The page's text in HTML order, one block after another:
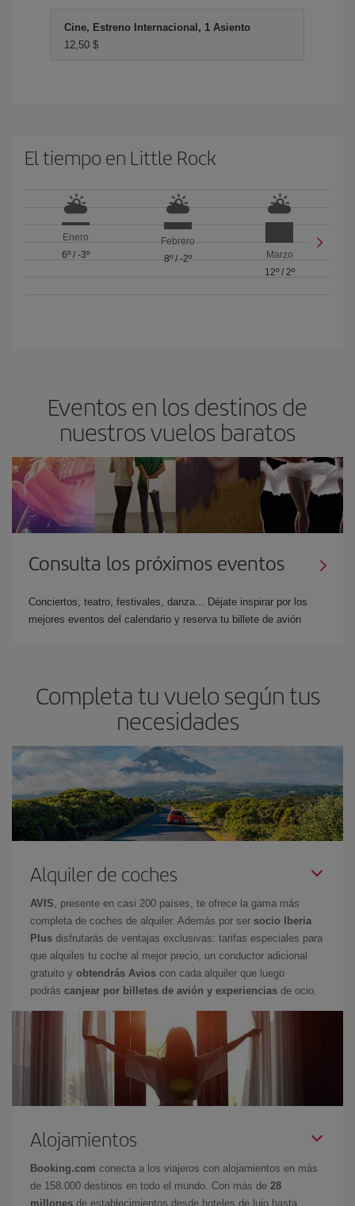
Cine, Estreno Internacional, 1 Asiento
12,50 $
El tiempo en Little Rock
Enero
6º/ -3º
Febrero
8º/ -2º
Marzo
12º/ 2º
Eventos en los destinos de
nuestros vuelos baratos
Consulta los próximos eventos
Conciertos, teatro, festivales, danza... Déjate inspirar por los
mejores eventos del calendario y reserva tu billete de avión
Completa tu vuelo según tus
necesidades
Alquiler de coches
AVIS , presente en casi 200 países, te ofrece la gama más
completa de coches de alquiler. Además por ser socio Iberia
Plus disfrutarás de ventajas exclusivas: tarifas especiales para
que alquiles tu coche al mejor precio, un conductor adicional
gratuito y obtendrás Avios con cada alquiler que luego
podrás canjear por billetes de avión y experiencias de ocio.
Alojamientos
Booking.com conecta a los viajeros con alojamientos en más
de 158.000 destinos en todo el mundo. Con más de 28
millones de establecimientos desde hoteles de lujo hasta